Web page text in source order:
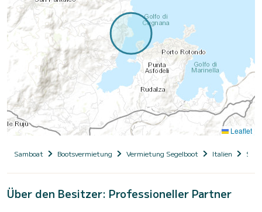
Leaflet
Samboat Bootsvermietung Vermietung Segelboot Italien
Über den Besitzer: Professioneller Partner